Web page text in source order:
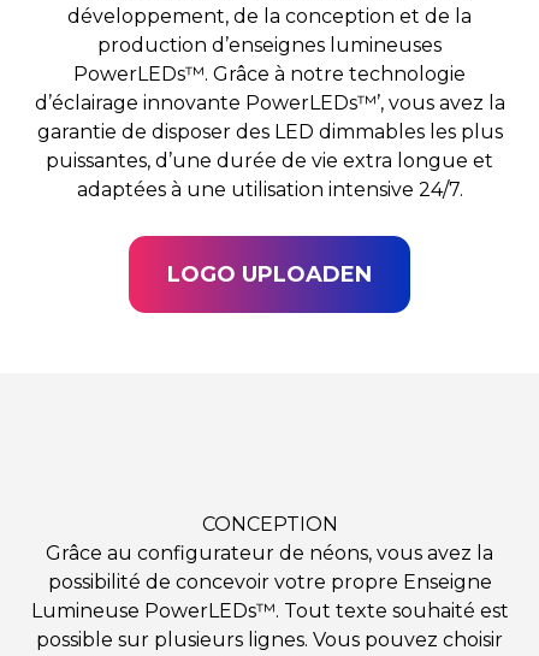
développement, de la conception et de la
production d’enseignes lumineuses
PowerLEDs™. Grâce à notre technologie
d’éclairage innovante PowerLEDs™’, vous avez la
garantie de disposer des LED dimmables les plus
puissantes, d’une durée de vie extra longue et
adaptées à une utilisation intensive 24/7.
LOGO UPLOADEN
CONCEPTION
Grâce au configurateur de néons, vous avez la
possibilité de concevoir votre propre Enseigne
Lumineuse PowerLEDs™. Tout texte souhaité est
possible sur plusieurs lignes. Vous pouvez choisir